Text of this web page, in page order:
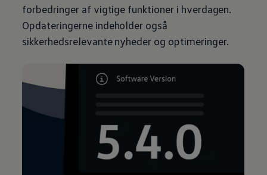
forbedringer af vigtige funktioner i hverdagen.
Opdateringerne indeholder også
sikkerhedsrelevante nyheder og optimeringer.